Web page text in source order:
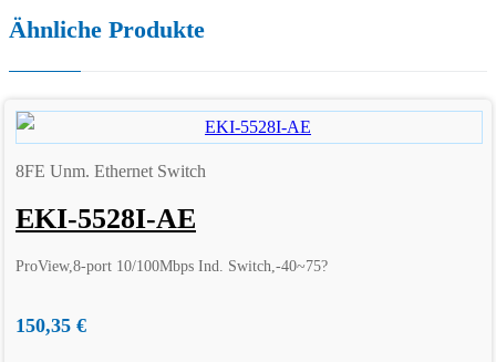
Ähnliche Produkte
8FE Unm. Ethernet Switch
EKI-5528I-AE
ProView,8-port 10/100Mbps Ind. Switch,-40~75?
150,35 €